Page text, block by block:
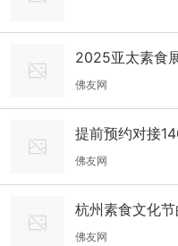
2025亚太素食
大咖共绘素食产
佛友网
提前预约对接
用品秋季展预登
佛友网
杭州素食文化
佛友网